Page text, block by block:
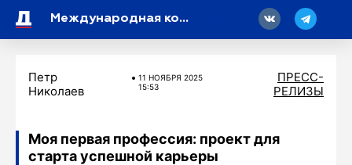
Международная конференция по креативной экономике собрала 2000 представителей творческих индустрий из 32 стран
Петр
Николаев
11 НОЯБРЯ 2025
15:53
ПРЕСС-
РЕЛИЗЫ
Моя первая профессия: проект для
старта успешной карьеры